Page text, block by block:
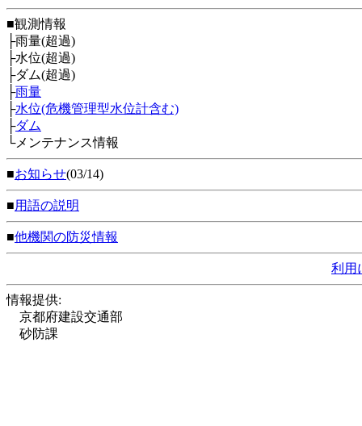
■観測情報
├雨量(超過)
├水位(超過)
├ダム(超過)
├雨量
├水位(危機管理型水位計含む)
├ダム
└メンテナンス情報
■お知らせ(03/14)
■用語の説明
■他機関の防災情報
利用
情報提供:
京都府建設交通部
砂防課